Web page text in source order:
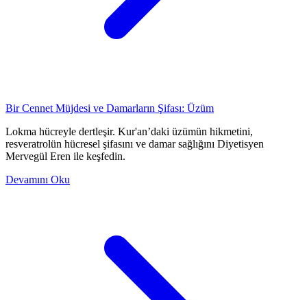
Bir Cennet Müjdesi ve Damarların Şifası: Üzüm
Lokma hücreyle dertleşir. Kur'an’daki üzümün hikmetini,
resveratrolün hücresel şifasını ve damar sağlığını Diyetisyen
Mervegül Eren ile keşfedin.
Devamını Oku